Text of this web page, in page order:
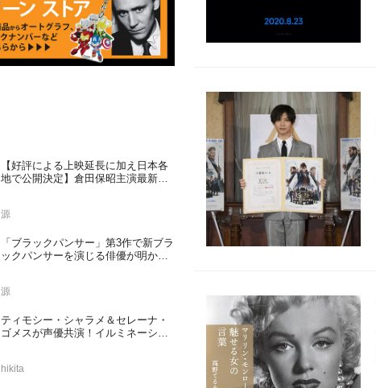
【好評による上映延長に加え日本各
地で公開決定】倉田保昭主演最新作
源
「ブラックパンサー」第3作で新ブラ
ックパンサーを演じる俳優が明かさ
源
ティモシー・シャラメ＆セレーナ・
ゴメスが声優共演！イルミネーショ
定
hikita